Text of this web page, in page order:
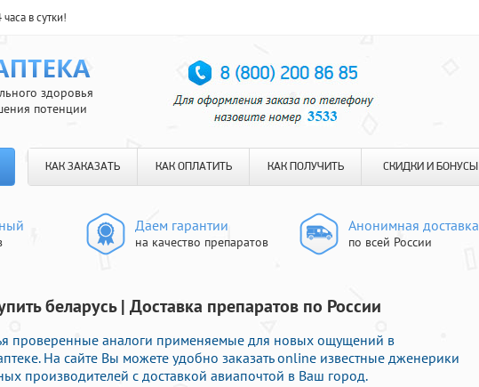
в сутки!
здоровья
потенции
КАК ЗАКАЗАТЬ КАК ОПЛАТИТЬ КАК ПОЛУЧИТЬ СКИДКИ И БОНУСЫ
Даем гарантии
на качество препаратов
Анонимная доставка
по всей России
беларусь | Доставка препаратов по России
проверенные аналоги применяемые для новых ощущений в
На сайте Вы можете удобно заказать online известные дженерики
производителей с доставкой авиапочтой в Ваш город.